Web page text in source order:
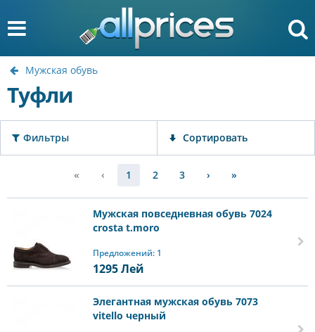
Мужская обувь
Туфли
Фильтры Сортировать
« ‹ 1 2 3 › »
Мужская повседневная обувь 7024
crosta t.moro
Предложений: 1
1295Лей
Элегантная мужская обувь 7073
vitello черный